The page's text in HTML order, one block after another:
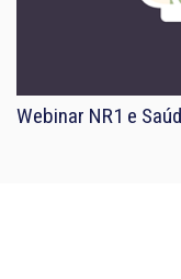
Webinar NR1 e